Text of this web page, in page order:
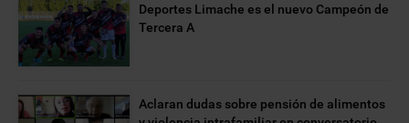
Deportes Limache es el nuevo Campeón de
Tercera A
Aclaran dudas sobre pensión de alimentos